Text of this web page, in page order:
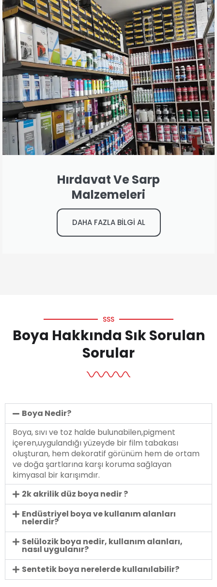
Hırdavat Ve Sarp
Malzemeleri
DAHA FAZLA BİLGİ AL
SSS
Boya Hakkında Sık Sorulan
Sorular
Boya Nedir?
Boya, sıvı ve toz halde bulunabilen,pigment
içeren,uygulandığı yüzeyde bir film tabakası
oluşturan, hem dekoratif görünüm hem de ortam
ve doğa şartlarına karşı koruma sağlayan
kimyasal bir karışımdır.
2k akrilik düz boya nedir ?
Endüstriyel boya ve kullanım alanları
nelerdir?
Selülozik boya nedir, kullanım alanları,
nasıl uygulanır?
Sentetik boya nerelerde kullanılabilir?